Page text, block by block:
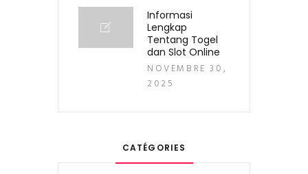
Informasi
Lengkap
Tentang Togel
dan Slot Online
NOVEMBRE 30,
2025
CATÉGORIES